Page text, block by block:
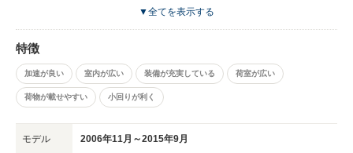
でもそれは購入時から分かっていた事なので 本来この車は、ヨーロッパの
ね）
▼全てを表示する
特徴
加速が良い 室内が広い 装備が充実している 荷室が広い
荷物が載せやすい 小回りが利く
モデル 2006年11月～2015年9月